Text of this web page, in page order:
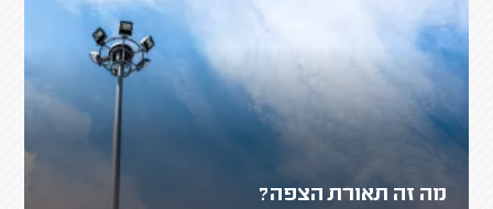
מה זה תאורת הצפה?